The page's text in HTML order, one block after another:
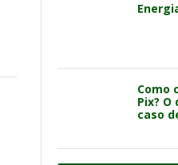
Como
Pix?
caso